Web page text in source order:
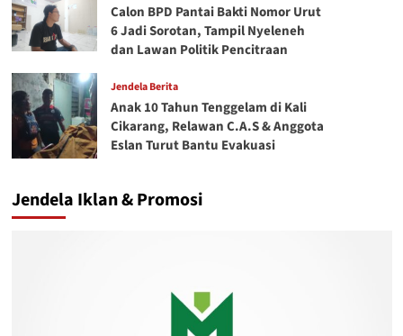
Calon BPD Pantai Bakti Nomor Urut
6 Jadi Sorotan, Tampil Nyeleneh
dan Lawan Politik Pencitraan
Jendela Berita
Anak 10 Tahun Tenggelam di Kali
Cikarang, Relawan C.A.S & Anggota
Eslan Turut Bantu Evakuasi
Jendela Iklan & Promosi